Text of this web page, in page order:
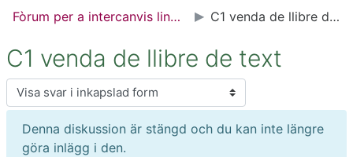
Fòrum per a intercanvis lingüístics C1 venda de llibre de text
C1 venda de llibre de text
Visningsläge
Denna diskussion är stängd och du kan inte längre
göra inlägg i den.